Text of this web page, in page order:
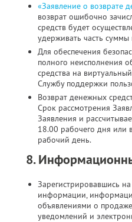
«Заявление о возврате
возврат ошибочно
средств будет
удерживать часть
Для обеспечения
полного неисполнения
средства на
Службу поддержки
Возврат денежных
Срок рассмотрения
Заявления и
18.00 рабочего дня или
рабочий день.
8.
Зарегистрировавшись
информации,
объявлениями о
уведомлений и